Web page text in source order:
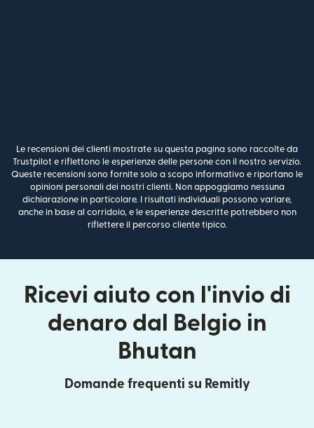
Le recensioni dei clienti mostrate su questa pagina sono raccolte da
Trustpilot e riflettono le esperienze delle persone con il nostro servizio.
Queste recensioni sono fornite solo a scopo informativo e riportano le
opinioni personali dei nostri clienti. Non appoggiamo nessuna
dichiarazione in particolare. I risultati individuali possono variare,
anche in base al corridoio, e le esperienze descritte potrebbero non
riflettere il percorso cliente tipico.
Ricevi aiuto con l'invio di
denaro dal Belgio in
Bhutan
Domande frequenti su Remitly